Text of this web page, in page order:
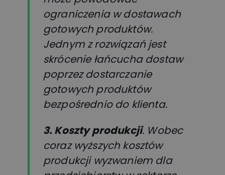
ograniczenia w dostawach
gotowych produktów.
Jednym z rozwiązań jest
skrócenie łańcucha dostaw
poprzez dostarczanie
gotowych produktów
bezpośrednio do klienta.
3. Koszty produkcji. Wobec
coraz wyższych kosztów
produkcji wyzwaniem dla